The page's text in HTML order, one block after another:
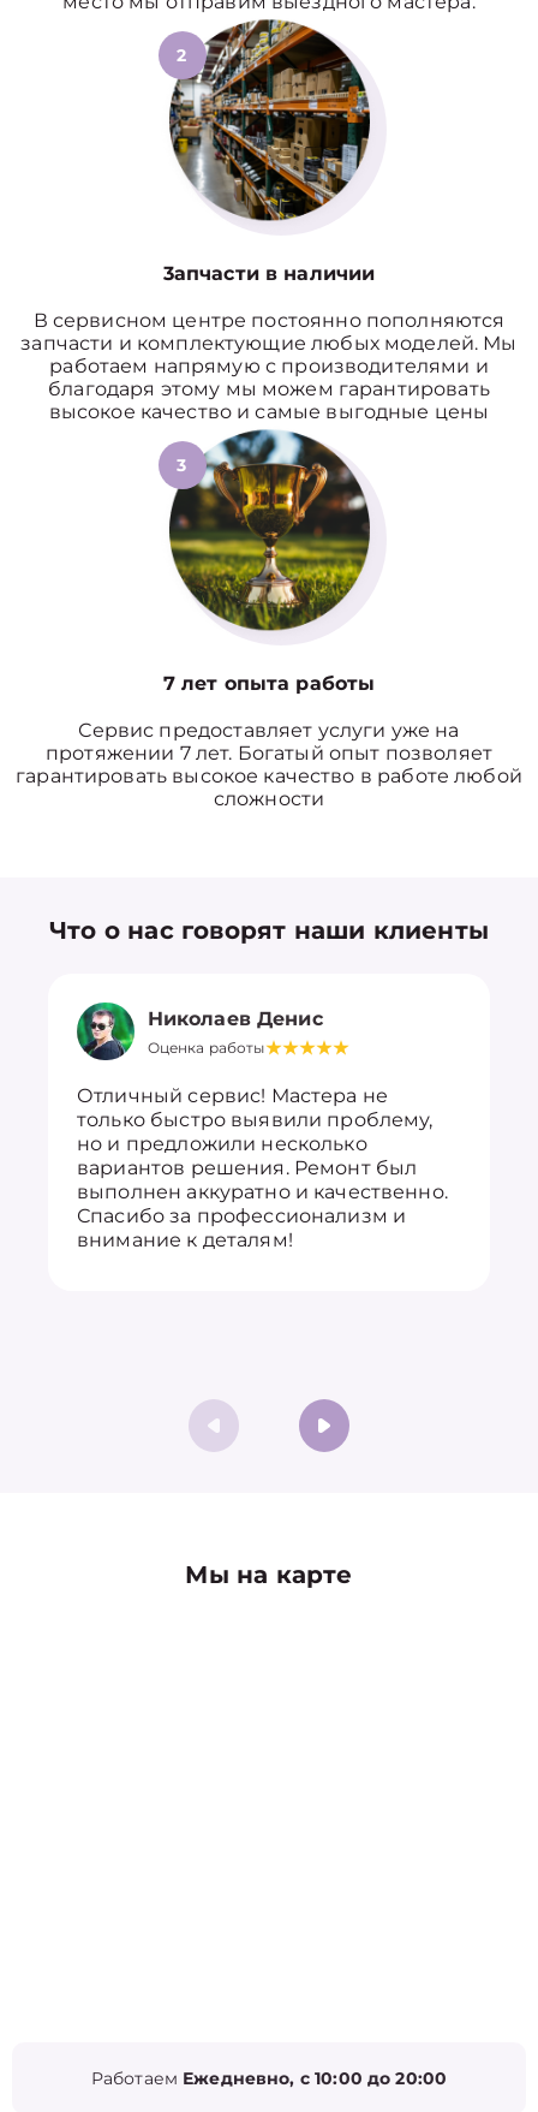
2
3апчасти в наличии
В сервисном центре постоянно пополняются
запчасти и комплектующие любых моделей. Мы
работаем напрямую с производителями и
благодаря этому мы можем гарантировать
высокое качество и самые выгодные цены
3
7 лет опыта работы
Сервис предоставляет услуги уже на
протяжении 7 лет. Богатый опыт позволяет
гарантировать высокое качество в работе любой
сложности
Что о нас говорят наши клиенты
Николаев Денис
Оценка работы
Отличный сервис! Мастера не
только быстро выявили проблему,
но и предложили несколько
вариантов решения. Ремонт был
выполнен аккуратно и качественно.
Спасибо за профессионализм и
внимание к деталям!
Мы на карте
Работаем Ежедневно, с 10:00 до 20:00